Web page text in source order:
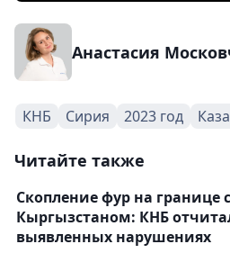
Анастасия
КНБ Сирия 2023 год
Читайте также
Скопление фур на границе с
Кыргызстаном: КНБ
выявленных нарушениях